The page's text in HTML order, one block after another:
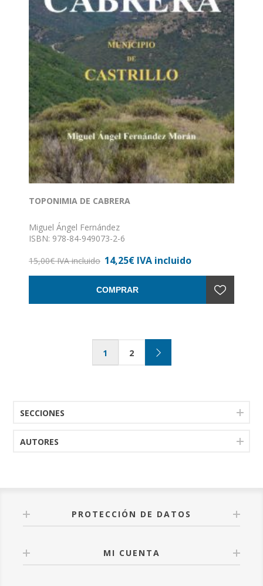
TOPONIMIA DE CABRERA
Miguel Ángel Fernández
ISBN: 978-84-949073-2-6
Nº de páginas: 158
15,00€ IVA incluido 14,25€ IVA incluido
COMPRAR
1 2
SECCIONES
AUTORES
PROTECCIÓN DE DATOS
MI CUENTA